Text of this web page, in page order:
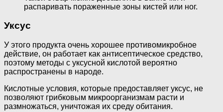
распаривать пораженные зоны кистей или ног.
Уксус
У этого продукта очень хорошее противомикробное
действие, он работает как антисептическое средство,
поэтому методы с уксусной кислотой вероятно
распространены в народе.
Кислотные условия, которые предоставляет уксус, не
позволяют грибковым микроорганизмам расти и
размножаться, уничтожая их среду обитания.